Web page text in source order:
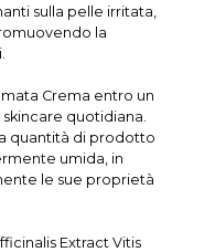
sulla pelle irritata,
la
Crema entro un
quotidiana.
quantità di prodotto
umida, in
le sue proprietà
Extract Vitis